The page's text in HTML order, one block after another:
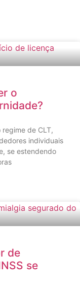
o
de CLT,
individuais
se estendendo
de
se